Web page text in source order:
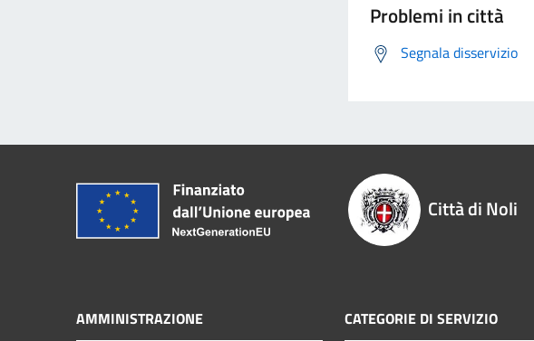
Problemi in città
Segnala disservizio
Città di Noli
AMMINISTRAZIONE CATEGORIE DI SERVIZIO